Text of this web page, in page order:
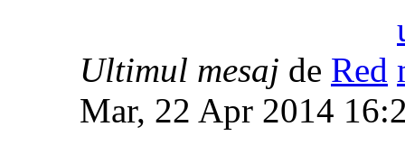
Ultimul mesaj de Red
Mar, 22 Apr 2014